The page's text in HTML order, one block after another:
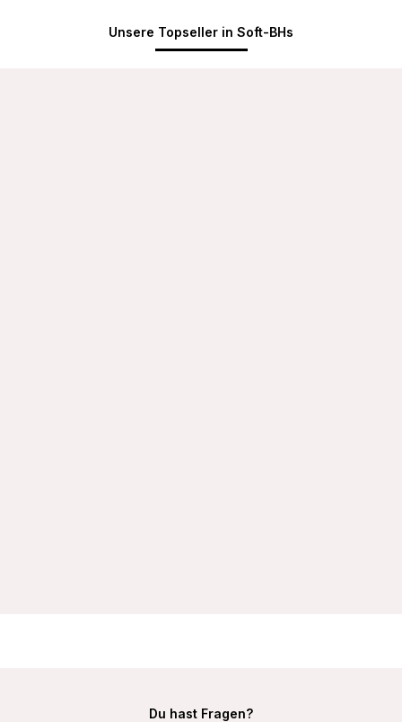
Unsere Topseller in Soft-BHs
Du hast Fragen?